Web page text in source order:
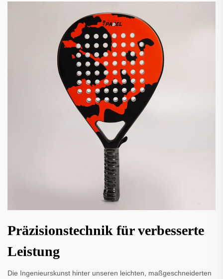
Präzisionstechnik für verbesserte
Leistung
Die Ingenieurskunst hinter unseren leichten, maßgeschneiderten